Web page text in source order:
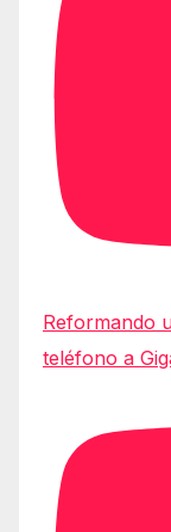
Reformando
teléfono a